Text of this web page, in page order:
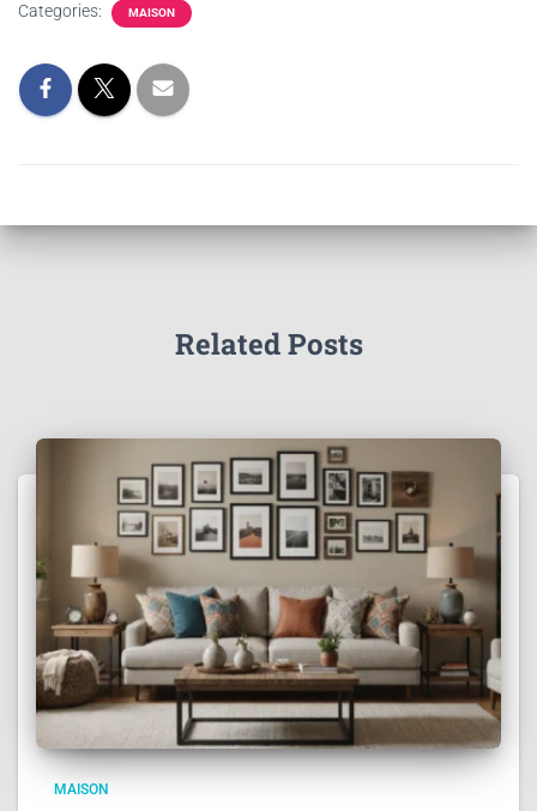
Categories: MAISON
Related Posts
MAISON